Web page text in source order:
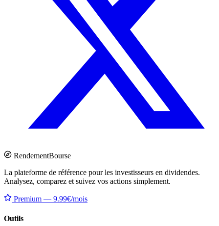
RendementBourse
La plateforme de référence pour les investisseurs en dividendes.
Analysez, comparez et suivez vos actions simplement.
Premium — 9.99€/mois
Outils